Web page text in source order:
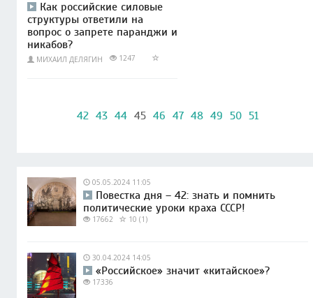
Как российские силовые
структуры ответили на
вопрос о запрете паранджи и
никабов?
МИХАИЛ ДЕЛЯГИН 1247
42 43 44 45 46 47 48 49 50 51
05.05.2024 11:05
Повестка дня – 42: знать и помнить
политические уроки краха СССР!
17662 10 (1)
30.04.2024 14:05
«Российское» значит «китайское»?
17336